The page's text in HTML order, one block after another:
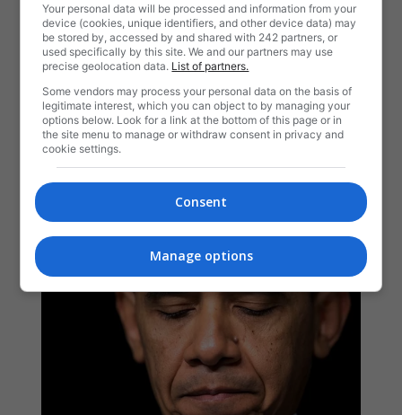
Your personal data will be processed and information from your
device (cookies, unique identifiers, and other device data) may
be stored by, accessed by and shared with 242 partners, or
used specifically by this site. We and our partners may use
precise geolocation data. List of partners.
Some vendors may process your personal data on the basis of
legitimate interest, which you can object to by managing your
options below. Look for a link at the bottom of this page or in
the site menu to manage or withdraw consent in privacy and
cookie settings.
Consent
Manage options